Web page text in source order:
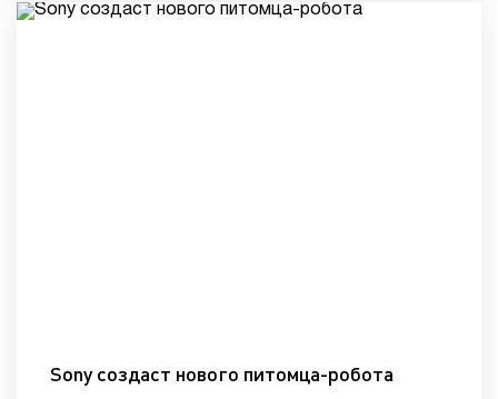
Sony создаст нового питомца-робота